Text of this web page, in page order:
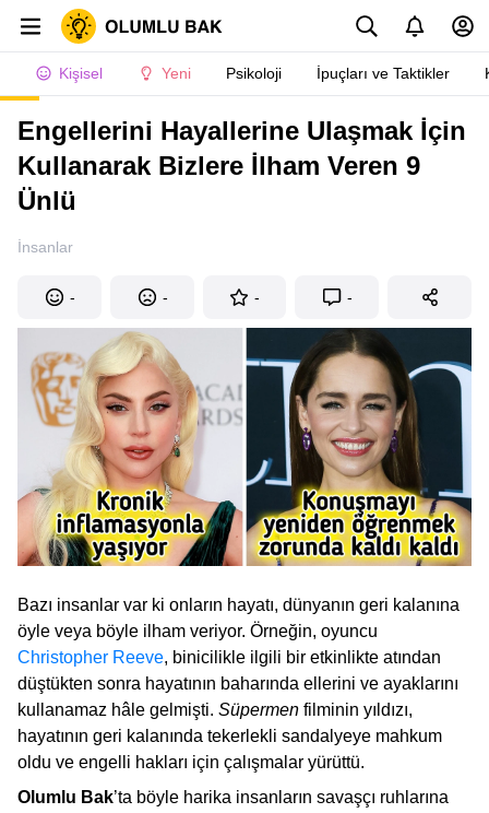
Kişisel Yeni Psikoloji İpuçları ve Taktikler
Engellerini Hayallerine Ulaşmak İçin
Kullanarak Bizlere İlham Veren 9
Ünlü
İnsanlar
- - - -
Bazı insanlar var ki onların hayatı, dünyanın geri kalanına
öyle veya böyle ilham veriyor. Örneğin, oyuncu
Christopher Reeve, binicilikle ilgili bir etkinlikte atından
düştükten sonra hayatının baharında ellerini ve ayaklarını
kullanamaz hâle gelmişti. Süpermen filminin yıldızı,
hayatının geri kalanında tekerlekli sandalyeye mahkum
oldu ve engelli hakları için çalışmalar yürüttü.
Olumlu Bak’ta böyle harika insanların savaşçı ruhlarına